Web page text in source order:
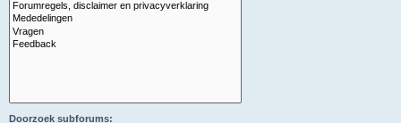
Doorzoek subforums: